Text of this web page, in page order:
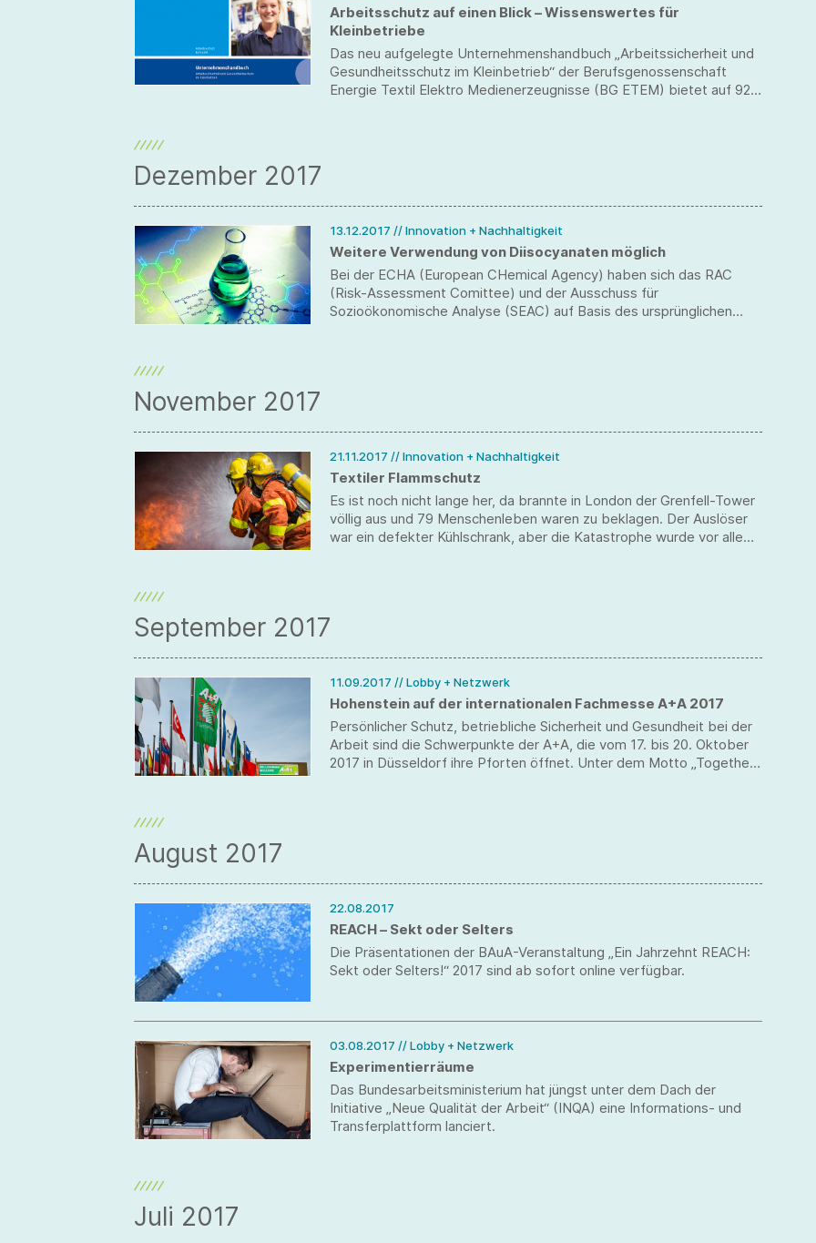
Arbeitsschutz auf einen Blick – Wissenswertes für
Kleinbetriebe
Das neu aufgelegte Unternehmenshandbuch „Arbeitssicherheit und
Gesundheitsschutz im Kleinbetrieb“ der Berufsgenossenschaft
Energie Textil Elektro Medienerzeugnisse (BG ETEM) bietet auf 92
Dezember 2017
13.12.2017 // Innovation + Nachhaltigkeit
Weitere Verwendung von Diisocyanaten möglich
Bei der ECHA (European CHemical Agency) haben sich das RAC
(Risk-Assessment Comittee) und der Ausschuss für
Sozioökonomische Analyse (SEAC) auf Basis des ursprünglichen
November 2017
21.11.2017 // Innovation + Nachhaltigkeit
Textiler Flammschutz
Es ist noch nicht lange her, da brannte in London der Grenfell-Tower
völlig aus und 79 Menschenleben waren zu beklagen. Der Auslöser
war ein defekter Kühlschrank, aber die Katastrophe wurde vor allem
September 2017
11.09.2017 // Lobby + Netzwerk
Hohenstein auf der internationalen Fachmesse A+A 2017
Persönlicher Schutz, betriebliche Sicherheit und Gesundheit bei der
Arbeit sind die Schwerpunkte der A+A, die vom 17. bis 20. Oktober
2017 in Düsseldorf ihre Pforten öffnet. Unter dem Motto „Together
August 2017
22.08.2017
REACH – Sekt oder Selters
Die Präsentationen der BAuA-Veranstaltung „Ein Jahrzehnt REACH:
Sekt oder Selters!“ 2017 sind ab sofort online verfügbar.
03.08.2017 // Lobby + Netzwerk
Experimentierräume
Das Bundesarbeitsministerium hat jüngst unter dem Dach der
Initiative „Neue Qualität der Arbeit“ (INQA) eine Informations- und
Transferplattform lanciert.
Juli 2017